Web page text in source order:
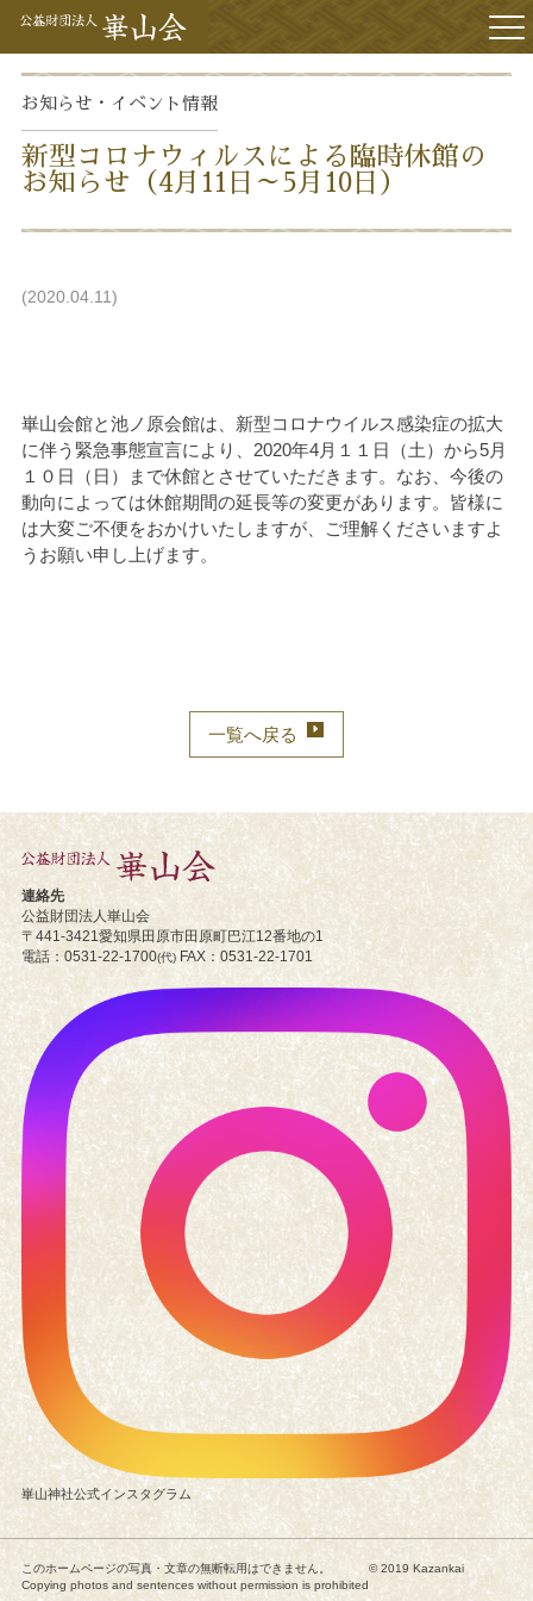
お知らせ・イベント 情報
新型コロナウィルスによる臨時休館の
お知らせ（4月11日～5月10日）
2020.04.11
崋山会館と池ノ原会館は、新型コロナウイルス感染症の拡大
に伴う緊急事態宣言により、2020年4月１１日（土）から5月
１０日（日）まで休館とさせていただきます。なお、今後の
動向によっては休館期間の延長等の変更があります。皆様に
は大変ご不便をおかけいたしますが、ご理解くださいますよ
うお願い申し上げます。
一覧へ戻る
連絡先
公益財団法人崋山会
〒441-3421愛知県田原市田原町巴江12番地の1
電話
0531-22-1700(代) FAX 0531-22-1701
崋山神社公式インスタグラム
崋山会館利用案内
利用時間
休館日
このホームページの写真・文章の無断転用はできません。
Copying photos and sentences without permission is prohibited
© 2019 Kazankai